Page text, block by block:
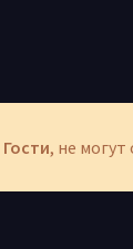
Гости, не